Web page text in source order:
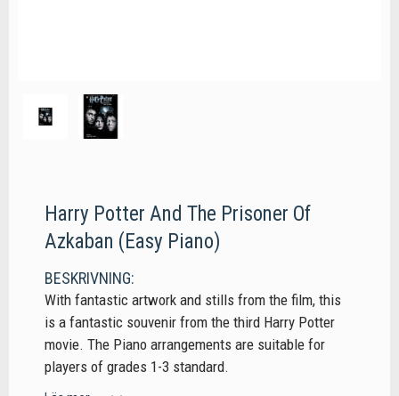
Harry Potter And The Prisoner Of
Azkaban (Easy Piano)
BESKRIVNING:
With fantastic artwork and stills from the film, this
is a fantastic souvenir from the third Harry Potter
movie. The Piano arrangements are suitable for
players of grades 1-3 standard.